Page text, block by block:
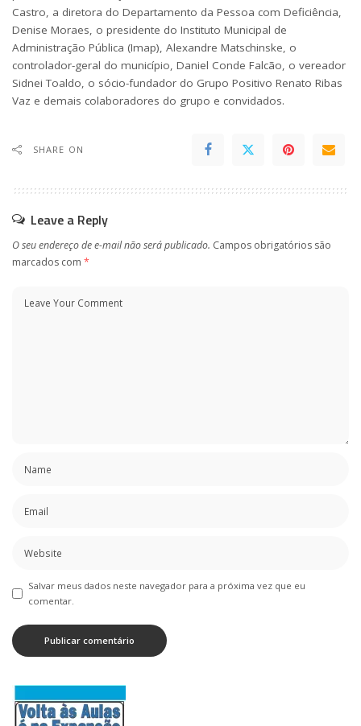
Castro, a diretora do Departamento da Pessoa com Deficiência,
Denise Moraes, o presidente do Instituto Municipal de
Administração Pública (Imap), Alexandre Matschinske, o
controlador-geral do município, Daniel Conde Falcão, o vereador
Sidnei Toaldo, o sócio-fundador do Grupo Positivo Renato Ribas
Vaz e demais colaboradores do grupo e convidados.
SHARE ON
Leave a Reply
O seu endereço de e-mail não será publicado. Campos obrigatórios são
marcados com *
Salvar meus dados neste navegador para a próxima vez que eu
comentar.